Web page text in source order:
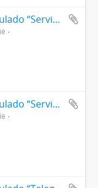
Álbum de recortes intitulado “Serviço de controle - Divisão de Imprensa - Telegramas que não tiveram curso parcial e totalmente”
Álbum de recortes intitulado “Serviço recomendado - entrevistas, artigos, tópicos e reportagens distribuídos pelo D.I.P”